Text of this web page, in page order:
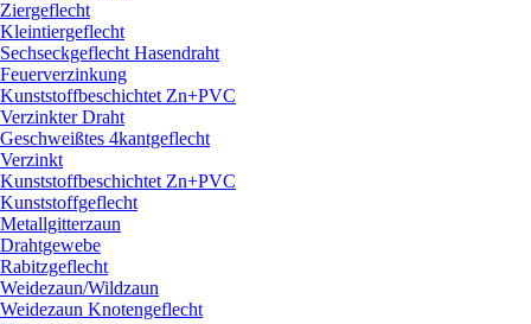
Ziergeflecht
Kleintiergeflecht
Sechseckgeflecht Hasendraht
Feuerverzinkung
Kunststoffbeschichtet Zn+PVC
Verzinkter Draht
Geschweißtes 4kantgeflecht
Verzinkt
Kunststoffbeschichtet Zn+PVC
Kunststoffgeflecht
Metallgitterzaun
Drahtgewebe
Rabitzgeflecht
Weidezaun/Wildzaun
Weidezaun Knotengeflecht